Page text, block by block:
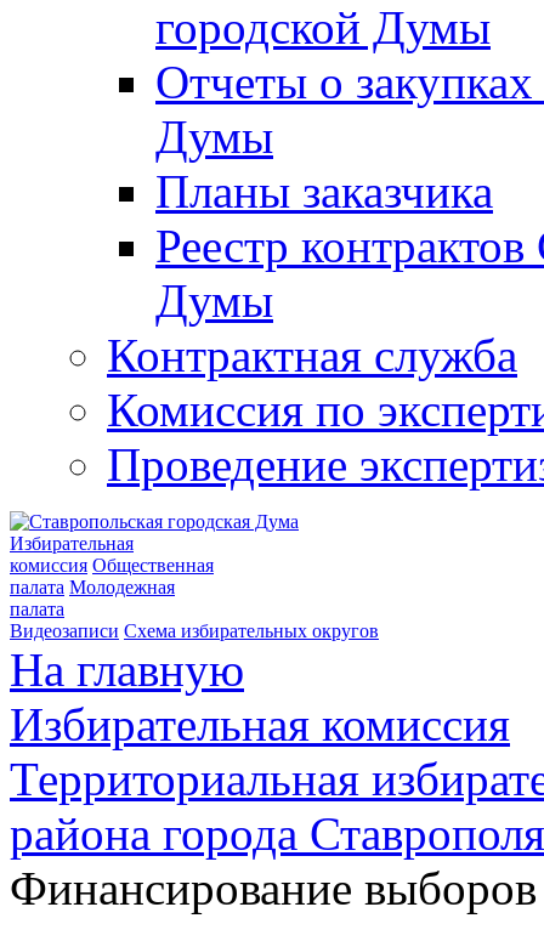
городской Думы
Отчеты о
Думы
Планы заказчика
Реестр
Думы
Контрактная служба
Комиссия по
Проведение
Избирательная
комиссия Общественная
палата Молодежная
палата
Видеозаписи Схема избирательных округов
На главную
Избирательная комиссия
Территориальная
района города Ставрополя
Финансирование выборов